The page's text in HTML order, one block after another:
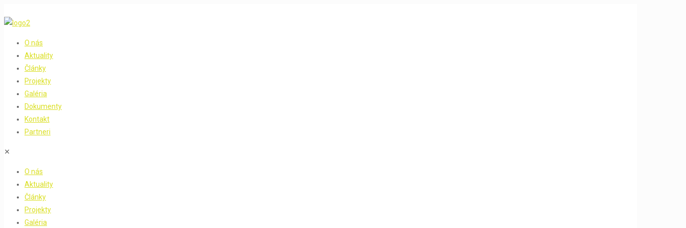
O nás
Aktuality
Články
Projekty
Galéria
Dokumenty
Kontakt
Partneri
✕
O nás
Aktuality
Články
Projekty
Galéria